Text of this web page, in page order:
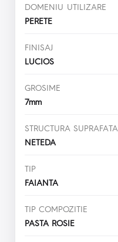
DOMENIU UTILIZARE
PERETE
FINISAJ
LUCIOS
GROSIME
7mm
STRUCTURA SUPRAFATA
NETEDA
TIP
FAIANTA
TIP COMPOZITIE
PASTA ROSIE